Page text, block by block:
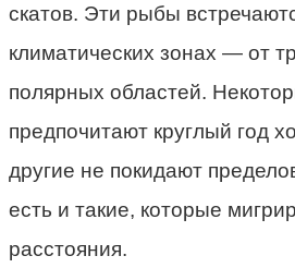
скатов. Эти рыбы
климатических зонах — от
полярных областей.
предпочитают круглый год
другие не покидают
есть и такие, которые
расстояния.